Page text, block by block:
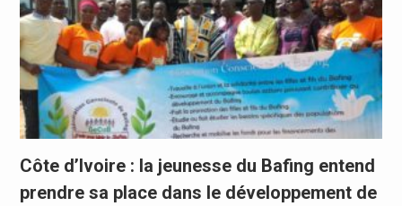
Côte d’Ivoire : la jeunesse du Bafing entend
prendre sa place dans le développement de